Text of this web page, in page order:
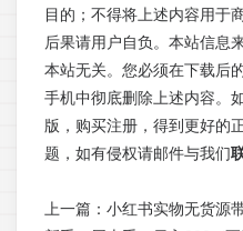
目的；不得将上述内容用于
后果请用户自负。本站信息
本站无关。您必须在下载后
手机中彻底删除上述内容。
版，购买注册，得到更好的
题，如有侵权请邮件与我们
上一篇： 小红书实物无货源